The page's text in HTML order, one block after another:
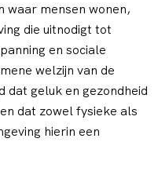
waar mensen wonen,
die uitnodigt tot
en sociale
welzijn van de
dat geluk en gezondheid
dat zowel fysieke als
hierin een